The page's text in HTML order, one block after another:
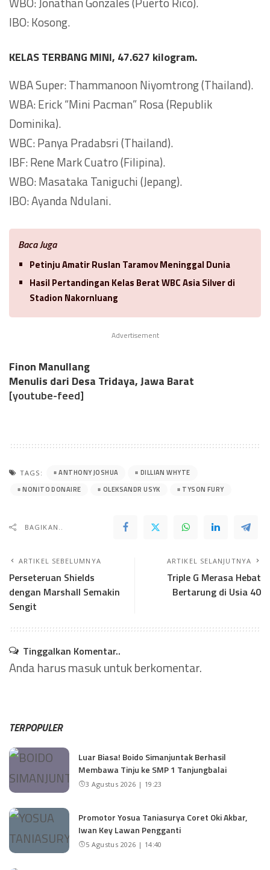
IBO: Kosong.
KELAS TERBANG MINI, 47.627 kilogram.
WBA Super: Thammanoon Niyomtrong (Thailand).
WBA: Erick “Mini Pacman” Rosa (Republik
Dominika).
WBC: Panya Pradabsri (Thailand).
IBF: Rene Mark Cuatro (Filipina).
WBO: Masataka Taniguchi (Jepang).
IBO: Ayanda Ndulani.
Baca Juga
Petinju Amatir Ruslan Taramov Meninggal Dunia
Hasil Pertandingan Kelas Berat WBC Asia Silver di
Stadion Nakornluang
Advertisement
Finon Manullang
Menulis dari Desa Tridaya, Jawa Barat
[youtube-feed]
TAGS: ANTHONY JOSHUA
DILLIAN WHYTE
NONITO DONAIRE
OLEKSANDR USYK TYSON FURY
BAGIKAN..
ARTIKEL SEBELUMNYA
Perseteruan Shields
dengan Marshall Semakin
Sengit
ARTIKEL SELANJUTNYA
Triple G Merasa Hebat
Bertarung di Usia 40
Tinggalkan Komentar..
Anda harusmasukuntuk berkomentar.
TERPOPULER
Luar Biasa! Boido Simanjuntak Berhasil
Membawa Tinju ke SMP 1 Tanjungbalai
3 Agustus 2026 | 19:23
Promotor Yosua Taniasurya Coret Oki Akbar,
Iwan Key Lawan Pengganti
5 Agustus 2026 | 14:40